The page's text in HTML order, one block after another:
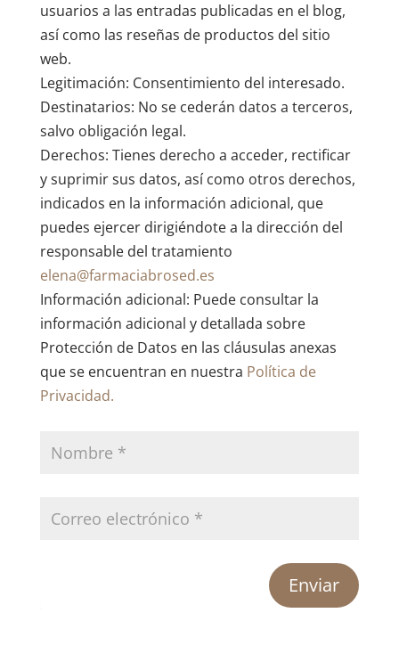
usuarios a las entradas publicadas en el blog,
así como las reseñas de productos del sitio
web.
Legitimación: Consentimiento del interesado.
Destinatarios: No se cederán datos a terceros,
salvo obligación legal.
Derechos: Tienes derecho a acceder, rectificar
y suprimir sus datos, así como otros derechos,
indicados en la información adicional, que
puedes ejercer dirigiéndote a la dirección del
responsable del tratamiento
elena@farmaciabrosed.es
Información adicional: Puede consultar la
información adicional y detallada sobre
Protección de Datos en las cláusulas anexas
que se encuentran en nuestra Política de
Privacidad.
Enviar